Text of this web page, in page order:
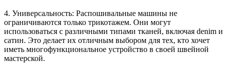
4. Универсальность: Распошивальные машины не
ограничиваются только трикотажем. Они могут
использоваться с различными типами тканей, включая denim и
сатин. Это делает их отличным выбором для тех, кто хочет
иметь многофункциональное устройство в своей швейной
мастерской.